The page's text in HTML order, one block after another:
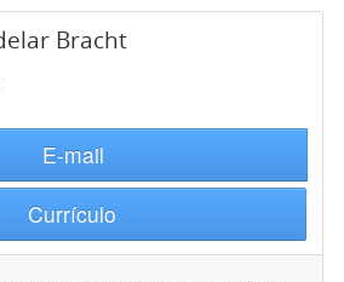
Bracht
E-mail
Currículo